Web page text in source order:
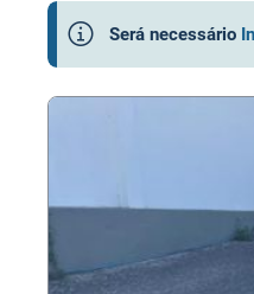
Será necessário